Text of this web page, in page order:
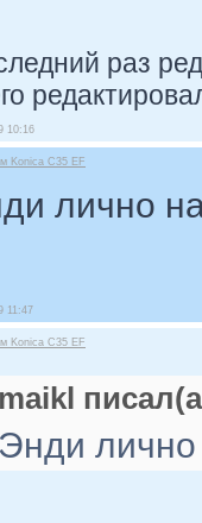
раз
10:16
Konica C35 EF
лично
11:47
Konica C35 EF
maikl
Энди